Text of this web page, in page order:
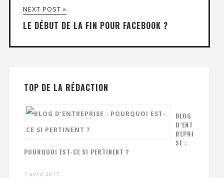
NEXT POST »
LE DÉBUT DE LA FIN POUR FACEBOOK ?
TOP DE LA RÉDACTION
BLOG
D’ENT
REPRI
SE :
POURQUOI EST-CE SI PERTINENT ?
7 avril 2017